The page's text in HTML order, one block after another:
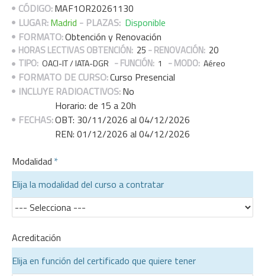
CÓDIGO:MAF1OR20261130
LUGAR:Madrid - PLAZAS: Disponible
FORMATO:Obtención y Renovación
HORAS LECTIVAS OBTENCIÓN: 25 - RENOVACIÓN: 20
TIPO: OACI-IT / IATA-DGR - FUNCIÓN: 1 - MODO: Aéreo
FORMATO DE CURSO:Curso Presencial
INCLUYE RADIOACTIVOS:No
FECHAS:
Horario: de 15 a 20h
OBT: 30/11/2026 al 04/12/2026
REN: 01/12/2026 al 04/12/2026
Modalidad
Elija la modalidad del curso a contratar
Acreditación
Elija en función del certificado que quiere tener